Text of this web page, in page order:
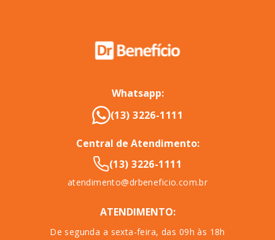
Whatsapp:
(13) 3226-1111
Central de Atendimento:
(13) 3226-1111
atendimento@drbeneficio.com.br
ATENDIMENTO:
De segunda a sexta-feira, das 09h às 18h